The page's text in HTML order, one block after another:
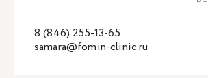
samara@fomin-clinic.ru
8 (846) 255-13-65